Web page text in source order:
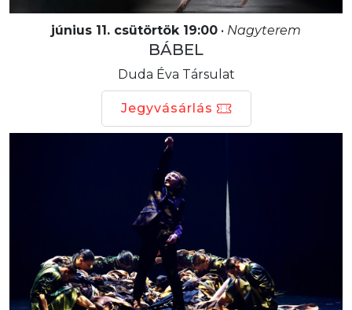
június 11. csütörtök 19:00 • Nagyterem
BÁBEL
Duda Éva Társulat
Jegyvásárlás